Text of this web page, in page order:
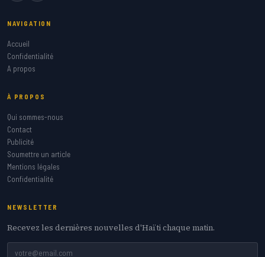
NAVIGATION
Accueil
Confidentialité
A propos
À PROPOS
Qui sommes-nous
Contact
Publicité
Soumettre un article
Mentions légales
Confidentialité
NEWSLETTER
Recevez les dernières nouvelles d'Haïti chaque matin.